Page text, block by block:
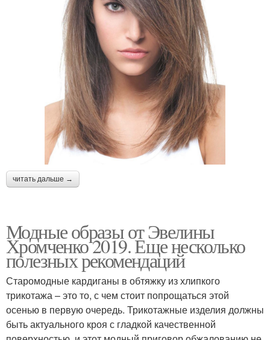
читать дальше →
Модные образы от Эвелины
Хромченко 2019. Еще несколько
полезных рекомендаций
Старомодные кардиганы в обтяжку из хлипкого
трикотажа – это то, с чем стоит попрощаться этой
осенью в первую очередь. Трикотажные изделия должны
быть актуального кроя с гладкой качественной